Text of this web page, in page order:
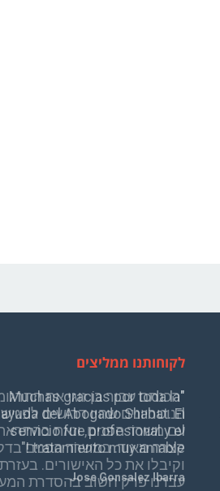
לקוחותנו ממליצים
"Muchas gracias por toda la
ayuda del Abogado Shabat. El
servicio fue profesional y el
tratamiento muy amable !"
Jose Gonsalez Ibarra